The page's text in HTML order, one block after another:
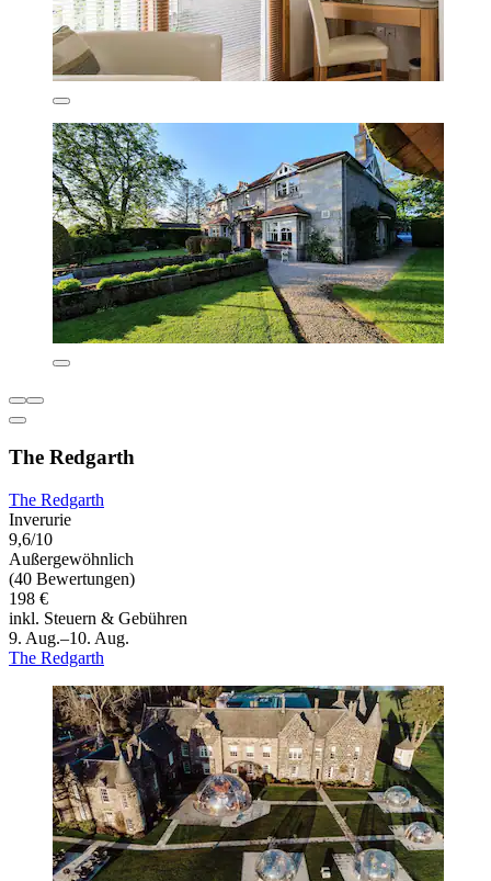
The Redgarth
The Redgarth
Inverurie
9,6/10
Außergewöhnlich
(40 Bewertungen)
198 €
inkl. Steuern & Gebühren
9. Aug.–10. Aug.
The Redgarth